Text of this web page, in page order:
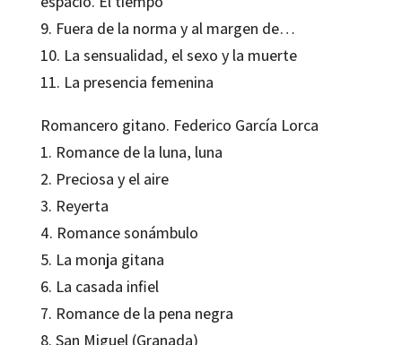
9. Fuera de la norma y al margen de…
10. La sensualidad, el sexo y la muerte
11. La presencia femenina
Romancero gitano. Federico García Lorca
1. Romance de la luna, luna
2. Preciosa y el aire
3. Reyerta
4. Romance sonámbulo
5. La monja gitana
6. La casada infiel
7. Romance de la pena negra
8. San Miguel (Granada)